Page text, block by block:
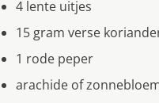
4 lente uitjes
15 gram verse
1 rode peper
arachide of